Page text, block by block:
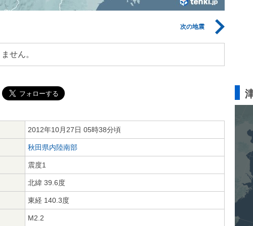
次の地震
せん。
2012年10月27日 05時38分頃
秋田県内陸南部
震度1
北緯 39.6度
東経 140.3度
M2.2